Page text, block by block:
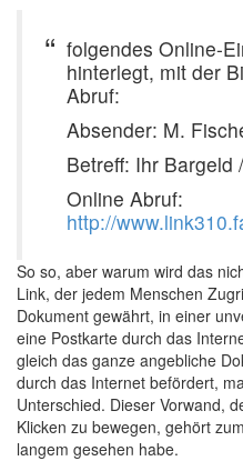
folgendes Online-
hinterlegt, mit der
Abruf:
Absender: M.
Betreff: Ihr Bargeld
Online Abruf:
http://
So so, aber warum wird das
Link, der jedem Menschen
Dokument gewährt, in einer
eine Postkarte durch das
gleich das ganze angebliche
durch das Internet befördert,
Unterschied. Dieser Vorwand,
Klicken zu bewegen, gehört
langem gesehen habe.